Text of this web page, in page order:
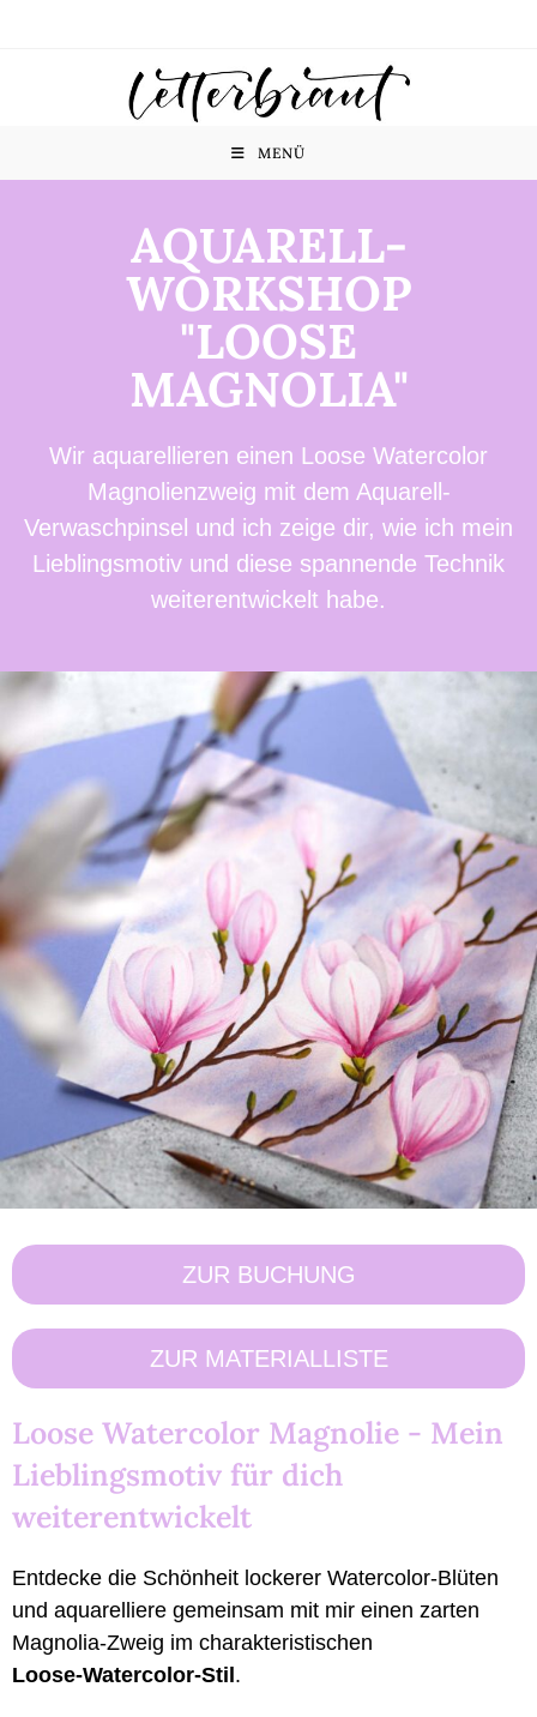
MENÜ
AQUARELL-
WORKSHOP
"LOOSE
MAGNOLIA"
Wir aquarellieren einen Loose Watercolor
Magnolienzweig mit dem Aquarell-
Verwaschpinsel und ich zeige dir, wie ich mein
Lieblingsmotiv und diese spannende Technik
weiterentwickelt habe.
ZUR BUCHUNG
ZUR MATERIALLISTE
Loose Watercolor Magnolie - Mein
Lieblingsmotiv für dich
weiterentwickelt
Entdecke die Schönheit lockerer Watercolor-Blüten
und aquarelliere gemeinsam mit mir einen zarten
Magnolia‑Zweig im charakteristischen
Loose‑Watercolor‑Stil.